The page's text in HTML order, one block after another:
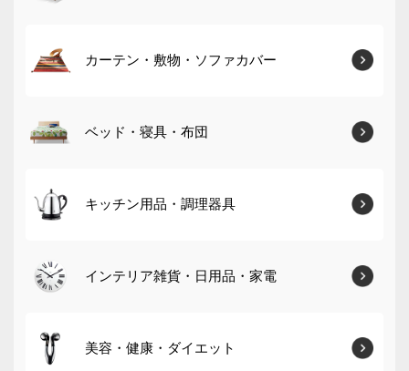
カーテン・敷物・ソファカバー
ベッド・寝具・布団
キッチン用品・調理器具
インテリア雑貨・日用品・家電
美容・健康・ダイエット